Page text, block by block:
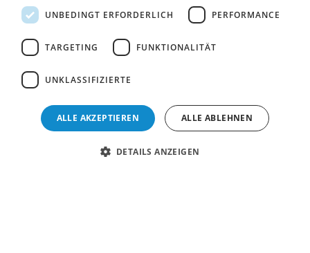
UNBEDINGT ERFORDERLICH PERFORMANCE
TARGETING FUNKTIONALITÄT
UNKLASSIFIZIERTE
ALLE AKZEPTIEREN ALLE ABLEHNEN
DETAILS ANZEIGEN